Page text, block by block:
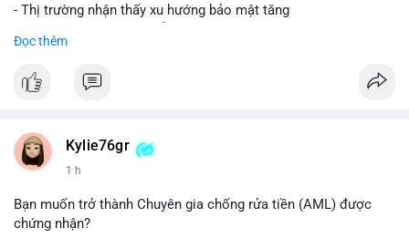
- Thị trường nhận thấy xu hướng bảo mật tăng
#vlikevn #titanbot
Đọc thêm
Kylie76gr
1 h
Bạn muốn trở thành Chuyên gia chống rửa tiền (AML) được
chứng nhận?